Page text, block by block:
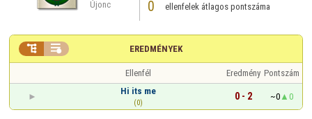
Újonc
0 ellenfelek átlagos pontszáma
EREDMÉNYEK
 
Ellenfél Eredmény Pontszám
Hi its me
(0)
0 - 2 ~0 0